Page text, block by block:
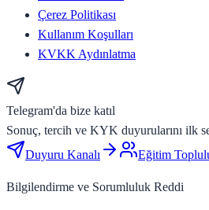
Çerez Politikası
Kullanım Koşulları
KVKK Aydınlatma
Telegram'da bize katıl
Sonuç, tercih ve KYK duyurularını ilk
Duyuru Kanalı
Eğitim
Bilgilendirme ve Sorumluluk Reddi